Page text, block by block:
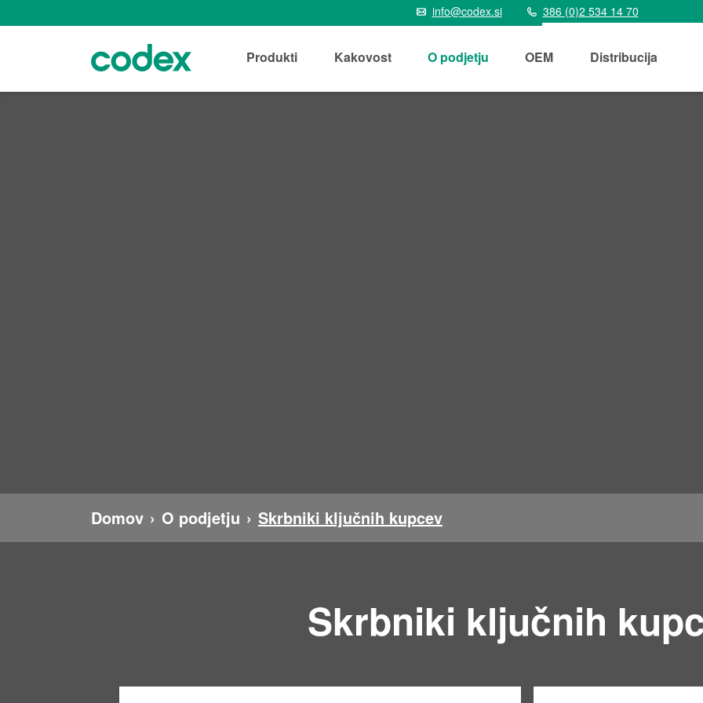
info@codex.si 386 (0)2 534 14 70
Produkti Kakovost O podjetju OEM Distribucija
Domov O podjetju Skrbniki ključnih kupcev
Skrbniki ključnih